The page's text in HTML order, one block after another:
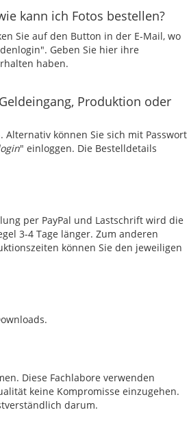
kann ich Fotos bestellen?
Sie auf den Button in der E-Mail, wo
Geben Sie hier ihre
haben.
Produktion oder
können Sie sich mit Passwort
" einloggen. Die Bestelldetails
per PayPal und Lastschrift wird die
3-4 Tage länger. Zum anderen
können Sie den jeweiligen
Diese Fachlabore verwenden
keine Kompromisse einzugehen.
darum.